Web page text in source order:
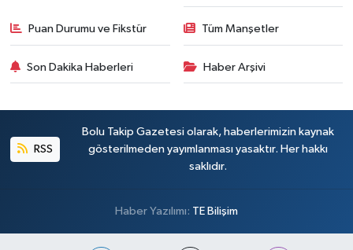
Puan Durumu ve Fikstür Tüm Manşetler
Son Dakika Haberleri Haber Arşivi
RSS
Bolu Takip Gazetesi olarak, haberlerimizin kaynak
gösterilmeden yayımlanması yasaktır. Her hakkı
saklıdır.
Haber Yazılımı: TE Bilişim